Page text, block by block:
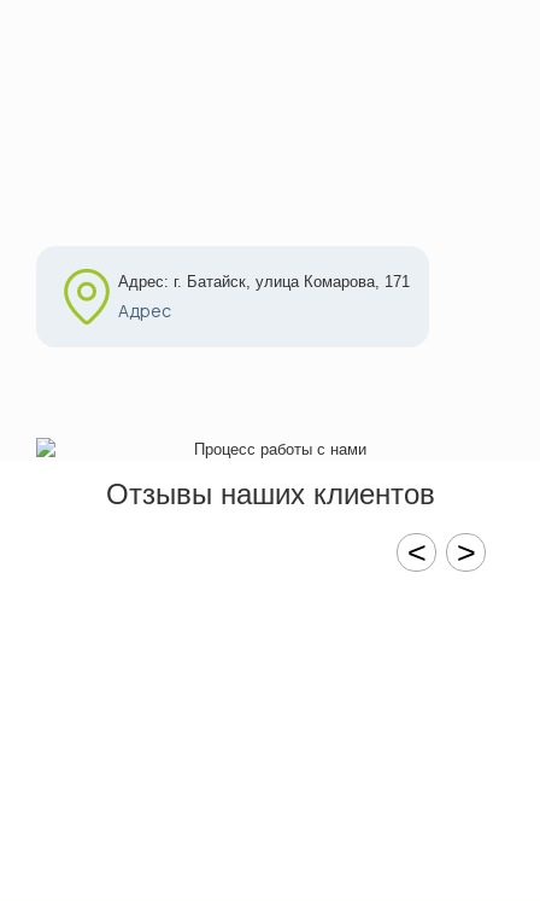
Адрес: г. Батайск, улица Комарова, 171
Адрес
Отзывы наших клиентов
< >